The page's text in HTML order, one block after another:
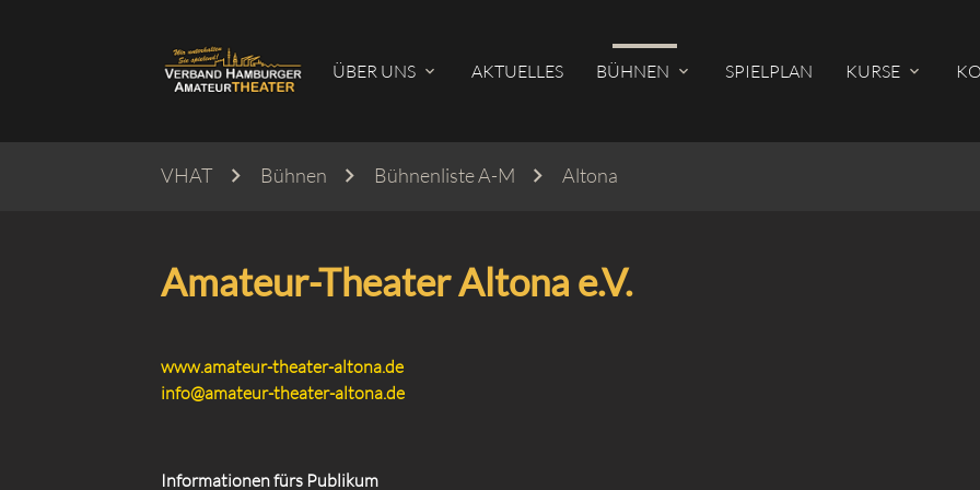
ÜBER UNS AKTUELLES BÜHNEN SPIELPLAN KURSE
VHAT Bühnen Bühnenliste A-M Altona
Amateur-Theater Altona e.V.
www.amateur-theater-altona.de
info@amateur-theater-altona.de
Informationen fürs Publikum